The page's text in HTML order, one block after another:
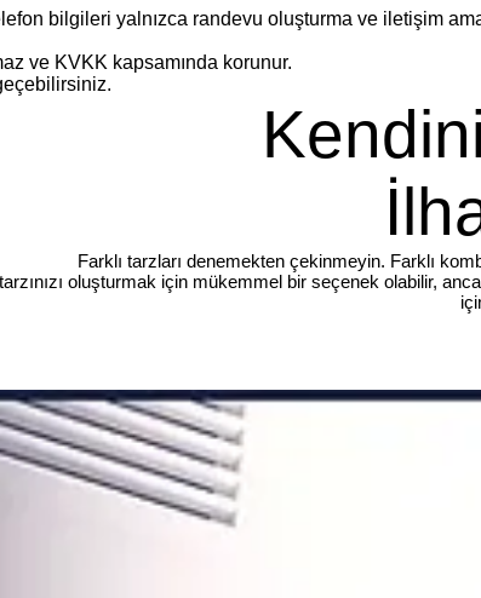
bilgileri yalnızca randevu oluşturma ve iletişim
ve KVKK kapsamında korunur.
Farklı tarzları denemekten çekinmeyin. Farklı
oluşturmak için mükemmel bir seçenek olabilir,